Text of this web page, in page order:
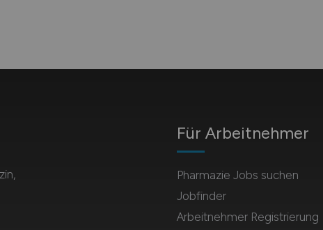
Für Arbeitnehmer
Pharmazie Jobs suchen
Jobfinder
Arbeitnehmer Registrierung